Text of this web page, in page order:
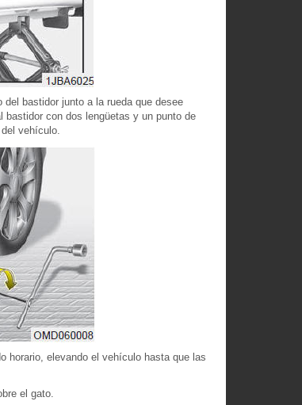
bastidor junto a la rueda que desee
con dos lengüetas y un punto de
vehículo.
horario, elevando el vehículo hasta que las
el gato.